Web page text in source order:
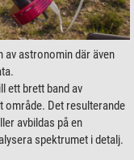
av astronomin där även
ett brett band av
område. Det resulterande
avbildas på en
spektrumet i detalj.